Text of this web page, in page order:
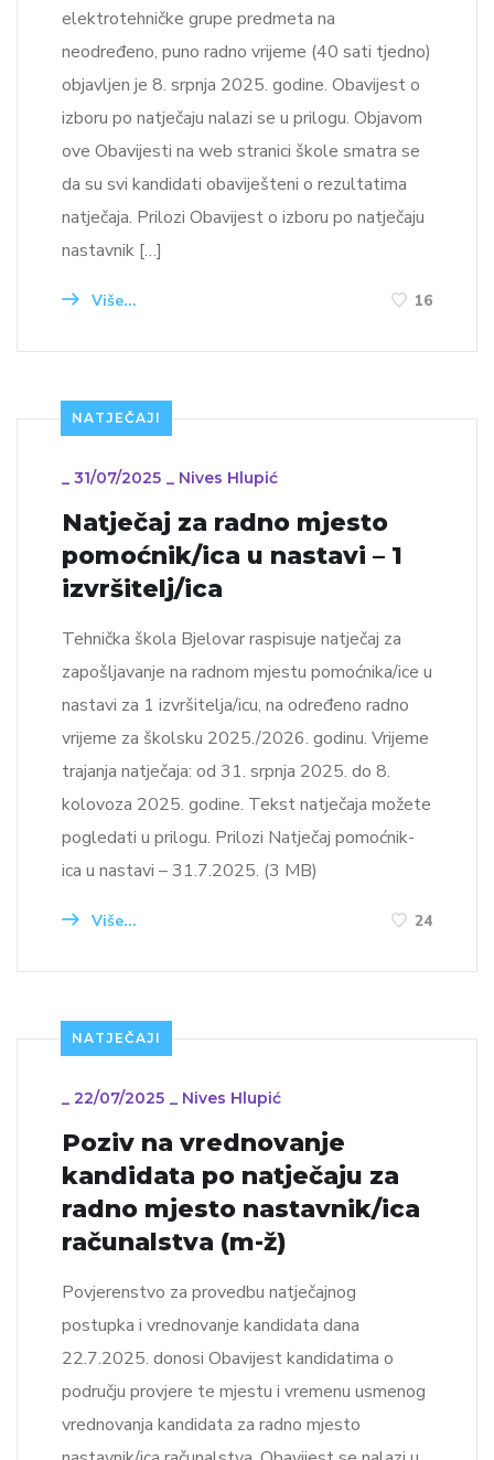
elektrotehničke grupe predmeta na
neodređeno, puno radno vrijeme (40 sati tjedno)
objavljen je 8. srpnja 2025. godine. Obavijest o
izboru po natječaju nalazi se u prilogu. Objavom
ove Obavijesti na web stranici škole smatra se
da su svi kandidati obaviješteni o rezultatima
natječaja. Prilozi Obavijest o izboru po natječaju
nastavnik […]
Više... 16
NATJEČAJI
_ 31/07/2025 _ Nives Hlupić
Natječaj za radno mjesto
pomoćnik/ica u nastavi – 1
izvršitelj/ica
Tehnička škola Bjelovar raspisuje natječaj za
zapošljavanje na radnom mjestu pomoćnika/ice u
nastavi za 1 izvršitelja/icu, na određeno radno
vrijeme za školsku 2025./2026. godinu. Vrijeme
trajanja natječaja: od 31. srpnja 2025. do 8.
kolovoza 2025. godine. Tekst natječaja možete
pogledati u prilogu. Prilozi Natječaj pomoćnik-
ica u nastavi – 31.7.2025. (3 MB)
Više... 24
NATJEČAJI
_ 22/07/2025 _ Nives Hlupić
Poziv na vrednovanje
kandidata po natječaju za
radno mjesto nastavnik/ica
računalstva (m-ž)
Povjerenstvo za provedbu natječajnog
postupka i vrednovanje kandidata dana
22.7.2025. donosi Obavijest kandidatima o
području provjere te mjestu i vremenu usmenog
vrednovanja kandidata za radno mjesto